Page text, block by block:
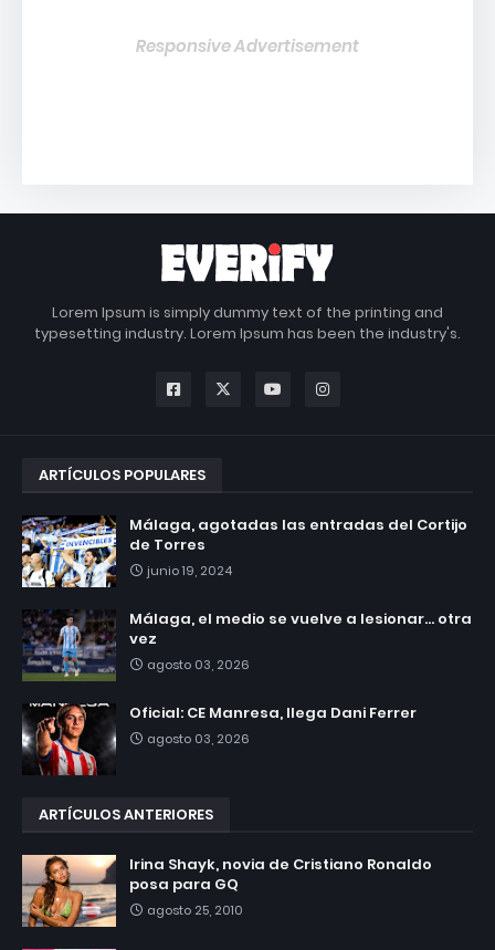
Responsive Advertisement
Lorem Ipsum is simply dummy text of the printing and
typesetting industry. Lorem Ipsum has been the industry's.
ARTÍCULOS POPULARES
Málaga, agotadas las entradas del Cortijo
de Torres
junio 19, 2024
Málaga, el medio se vuelve a lesionar... otra
vez
agosto 03, 2026
Oficial: CE Manresa, llega Dani Ferrer
agosto 03, 2026
ARTÍCULOS ANTERIORES
Irina Shayk, novia de Cristiano Ronaldo
posa para GQ
agosto 25, 2010